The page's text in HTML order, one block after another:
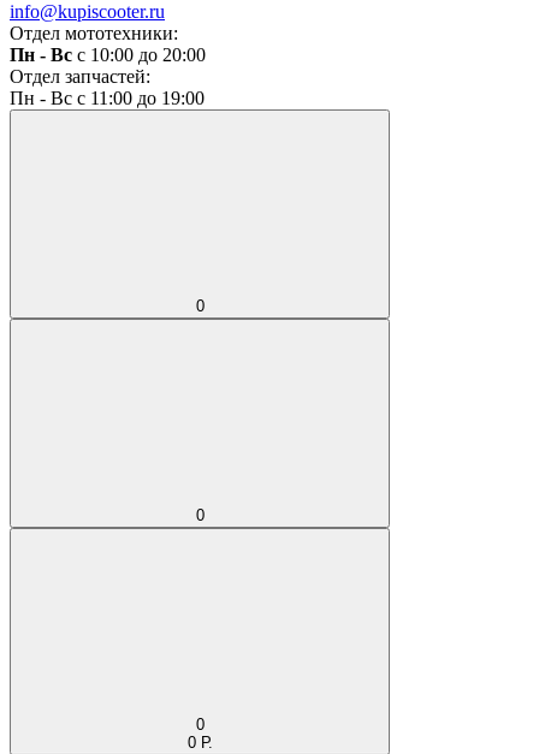
info@kupiscooter.ru
Отдел мототехники:
Пн - Вс с 10:00 до 20:00
Отдел запчастей:
Пн - Вс с 11:00 до 19:00
0
0
0
0 Р.